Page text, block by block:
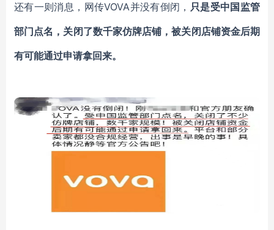
还有一则消息，网传VOVA并没有倒闭， 只是受中国监管
部门点名，关闭了数千家仿牌店铺，被关闭店铺资金后期
有可能通过申请拿回来。